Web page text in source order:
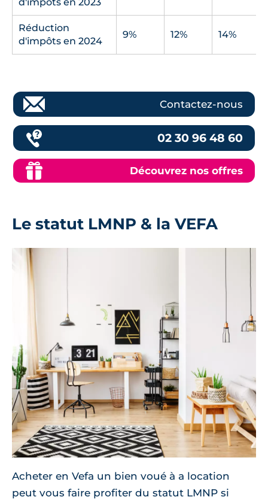
Réduction
d'impôts en 2024
9% 12% 14%
Contactez-nous
02 30 96 48 60
Découvrez nos offres
Le statut LMNP & la VEFA
Acheter en Vefa un bien voué à a location
peut vous faire profiter du statut LMNP si